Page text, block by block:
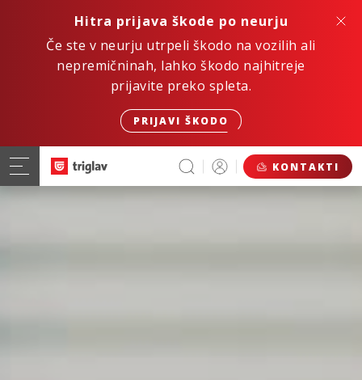
Hitra prijava škode po neurju
Če ste v neurju utrpeli škodo na vozilih ali
nepremičninah, lahko škodo najhitreje
prijavite preko spleta.
PRIJAVI ŠKODO
KONTAKTI